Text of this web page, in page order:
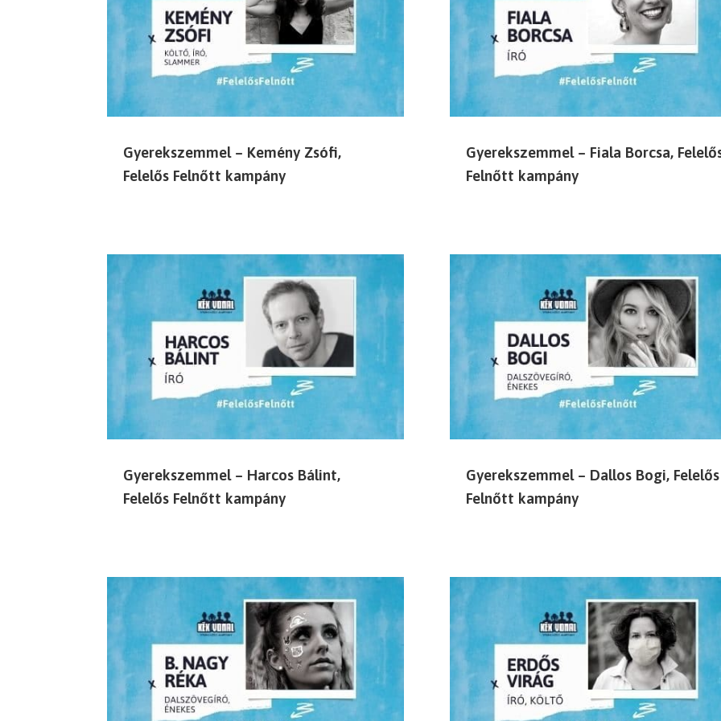
Gyerekszemmel – Kemény Zsófi,
Felelős Felnőtt kampány
Gyerekszemmel – Harcos Bálint,
Felelős Felnőtt kampány
Gyerekszemmel – Fiala Borcsa,
Felnőtt kampány
Gyerekszemmel – Dallos Bogi, Felelős
Felnőtt kampány